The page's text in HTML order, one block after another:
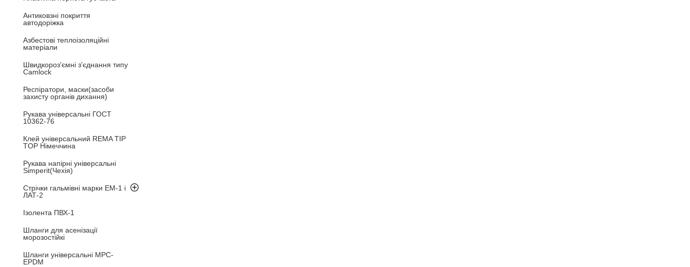
Антиковзні покриття
автодоріжка
Азбестові теплоізоляційні
матеріали
Швидкороз'ємні з'єднання типу
Camlock
Респіратори, маски(засоби
захисту органів дихання)
Рукава універсальні ГОСТ
10362-76
Клей універсальний REMA TIP
TOP Німеччина
Рукава напірні універсальні
Simperit(Чехія)
Стрічки гальмівні марки ЕМ-1 і
ЛАТ-2
Ізолента ПВХ-1
Шланги для асенізації
морозостійкі
Шланги універсальні MPC-
EPDM